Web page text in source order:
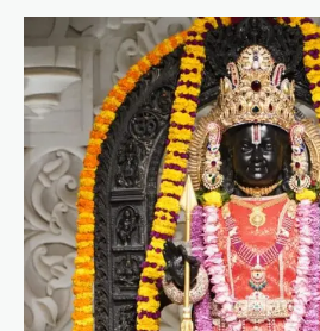
a
v
i
g
a
t
i
n